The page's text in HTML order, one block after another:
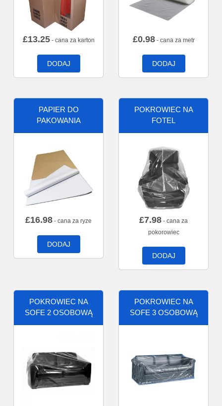
£13.25- cana za karton
DODAJ
£0.98- cana za metr
DODAJ
PAPIER DO
PAKOWANIA
£16.98 - cana za ryze
DODAJ
POKROWIEC NA
FOTEL
£7.98 - cana za
pokorowiec
DODAJ
POKROWIEC NA
SOFE 2 OSOBOWĄ
POKROWIEC NA
SOFE 3 OSOBOWĄ